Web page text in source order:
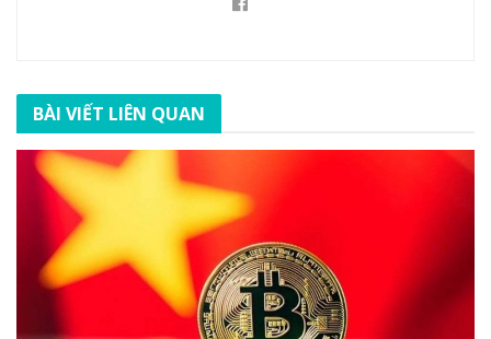
BÀI VIẾT LIÊN QUAN